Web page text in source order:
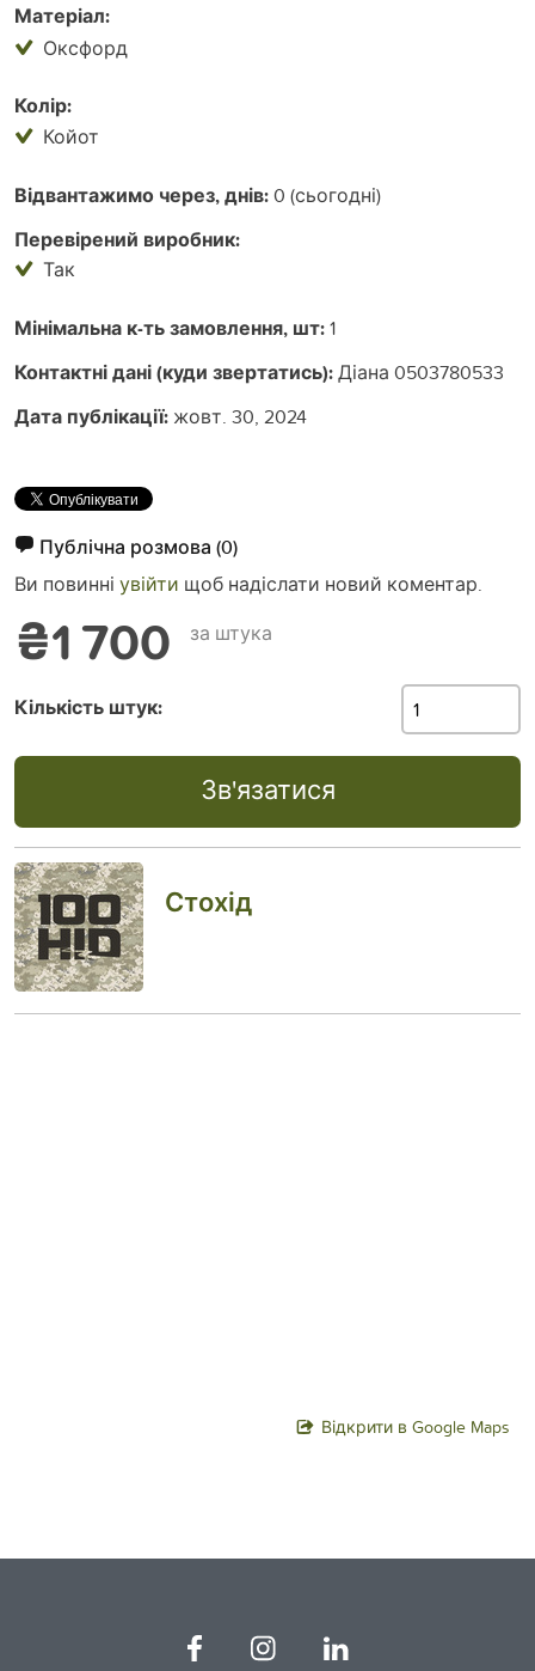
Матеріал:
Оксфорд
Колір:
Койот
Відвантажимо через, днів:0 (сьогодні)
Перевірений виробник:
Так
Мінімальна к-ть замовлення, шт:1
Контактні дані (куди звертатись):Діана 0503780533
Дата публікації: жовт. 30, 2024
Публічна розмова (0)
Ви повинні увійти щоб надіслати новий коментар.
₴1 700 за штука
Кількість штук:
Зв'язатися
Стохід
Відкрити в Google Maps